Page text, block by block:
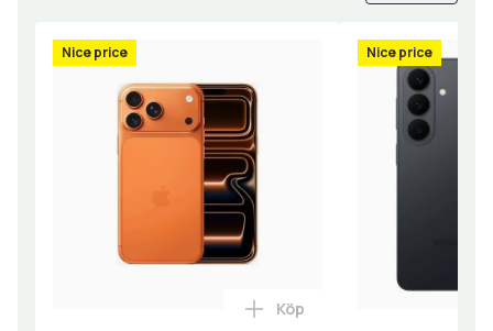
Nice price
Lägg till Apple | iPhone 17
Köp
Nice price